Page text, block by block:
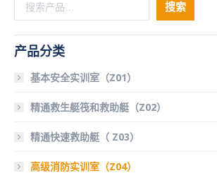
搜索
产品分类
基本安全实训室（Z01）
精通救生艇筏和救助艇（Z02）
精通快速救助艇（ Z03）
高级消防实训室（Z04）